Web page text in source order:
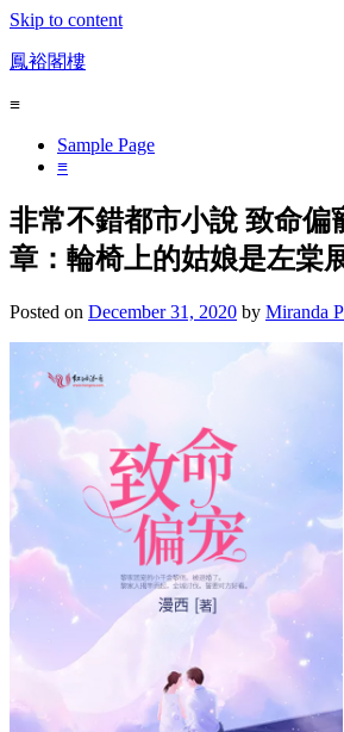
Skip to content
鳳裕閣樓
≡
Sample Page
≡
非常不錯都市小說 致命偏
章：輪椅上的姑娘是左棠
Posted on December 31, 2020 by Miranda